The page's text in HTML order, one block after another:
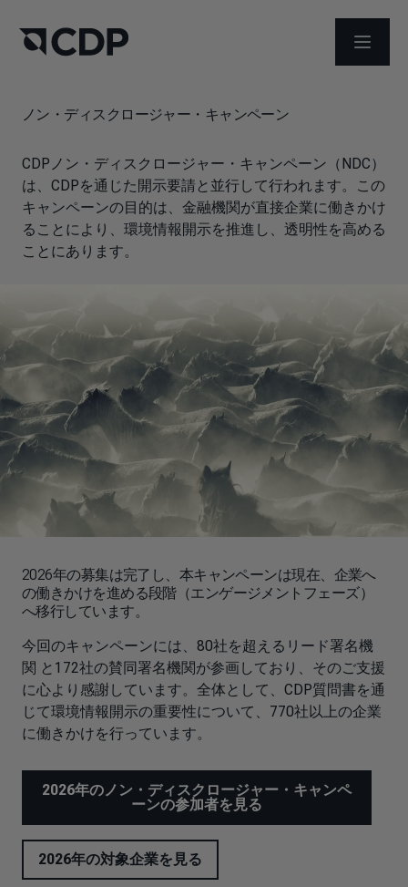
メニュ
ノン・ディスクロージャー・キャンペーン
CDPノン・ディスクロージャー・キャンペーン（NDC）
は、CDPを通じた開示要請と並行して行われます。この
キャンペーンの目的は、金融機関が直接企業に働きかけ
ることにより、環境情報開示を推進し、透明性を高める
ことにあります。
2026年の募集は完了し、本キャンペーンは現在、企業へ
の働きかけを進める段階（エンゲージメントフェーズ）
へ移行しています。
今回のキャンペーンには、80社を超えるリード署名機
関 と172社の賛同署名機関が参画しており、そのご支援
に心より感謝しています。全体として、CDP質問書を通
じて環境情報開示の重要性について、770社以上の企業
に働きかけを行っています。
2026年のノン・ディスクロージャー・キャンペ
ーンの参加者を見る
2026年の対象企業を見る